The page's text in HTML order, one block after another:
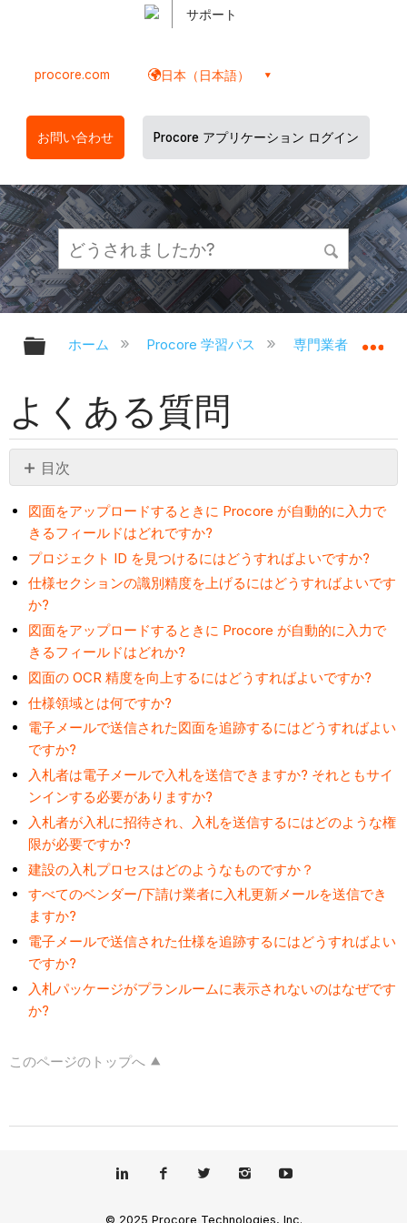
サポート
procore.com 日本（日本語）
お問い合わせ Procore アプリケーション ログイン
グローバル階層を展開/折りたたむ
ホーム Procore 学習パス 専門業者
よくある質問
目次
ヘ
ッ
ダ
ー
な
し
図面をアップロードするときに Procore が自動的に入力で
きるフィールドはどれですか?
プロジェクト ID を見つけるにはどうすればよいですか?
仕様セクションの識別精度を上げるにはどうすればよいです
か?
図面をアップロードするときに Procore が自動的に入力で
きるフィールドはどれか?
図面の OCR 精度を向上するにはどうすればよいですか?
仕様領域とは何ですか?
電子メールで送信された図面を追跡するにはどうすればよい
ですか?
入札者は電子メールで入札を送信できますか? それともサイ
ンインする必要がありますか?
入札者が入札に招待され、入札を送信するにはどのような権
限が必要ですか?
建設の入札プロセスはどのようなものですか？
すべてのベンダー/下請け業者に入札更新メールを送信でき
ますか?
電子メールで送信された仕様を追跡するにはどうすればよい
ですか?
入札パッケージがプランルームに表示されないのはなぜです
か?
このページのトップへ
© 2025 Procore Technologies, Inc.